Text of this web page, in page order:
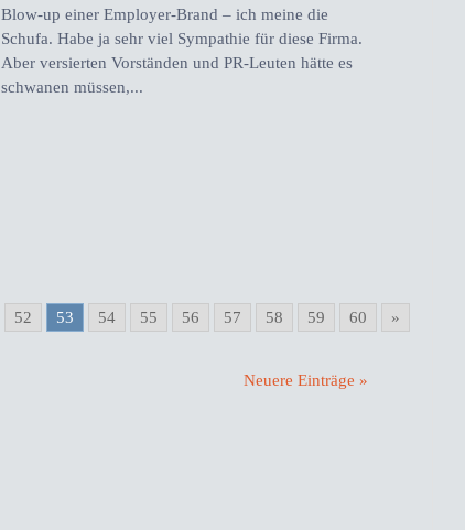
Blow-up einer Employer-Brand – ich meine die
Schufa. Habe ja sehr viel Sympathie für diese Firma.
Aber versierten Vorständen und PR-Leuten hätte es
schwanen müssen,...
52 53 54 55 56 57 58 59 60 »
Neuere Einträge »